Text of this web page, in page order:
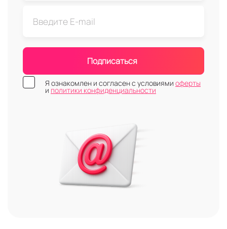
Подписаться
Я ознакомлен и согласен с условиями оферты
и политики конфиденциальности